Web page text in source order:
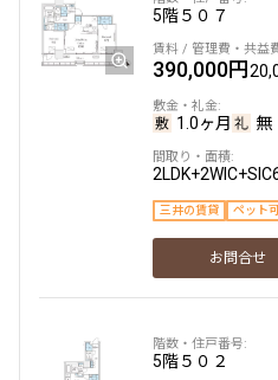
より詳細な絞り込み
建物施設やお部屋の設備、方位、
設定あり
検索対象お部
5階５０７
390,000円
1.0ヶ月 無
2LDK+2WIC+SIC
三井の賃貸 ペット
お問合せ
5階５０２